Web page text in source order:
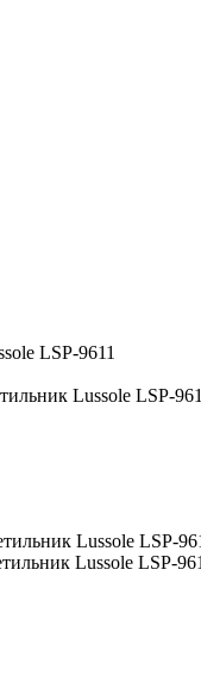
LSP-9611